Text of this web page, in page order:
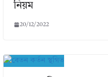
নিয়ম
20/12/2022